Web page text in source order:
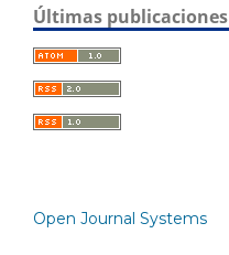
Últimas publicaciones
Open Journal Systems